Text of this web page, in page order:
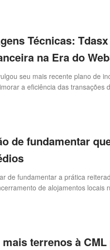
de fundos e sistemas, mas
Técnicas:
na Era do
seu mais recente plano de
a eficiência das transações
por suas vantagens técnicas
Desde sua fundação em
de negociação eficiente e
de fundamentar
de fundamentar a prática
de alojamentos locais
terrenos à CML